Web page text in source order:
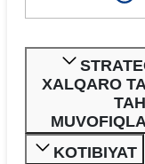
XALQARO
KOTIBIYAT